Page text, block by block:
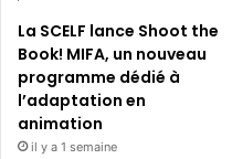
La SCELF lance Shoot the
Book! MIFA, un nouveau
programme dédié à
l’adaptation en
animation
il y a 1 semaine